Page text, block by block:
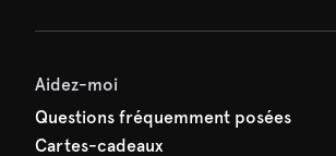
Aidez-moi
Questions fréquemment posées
Cartes-cadeaux